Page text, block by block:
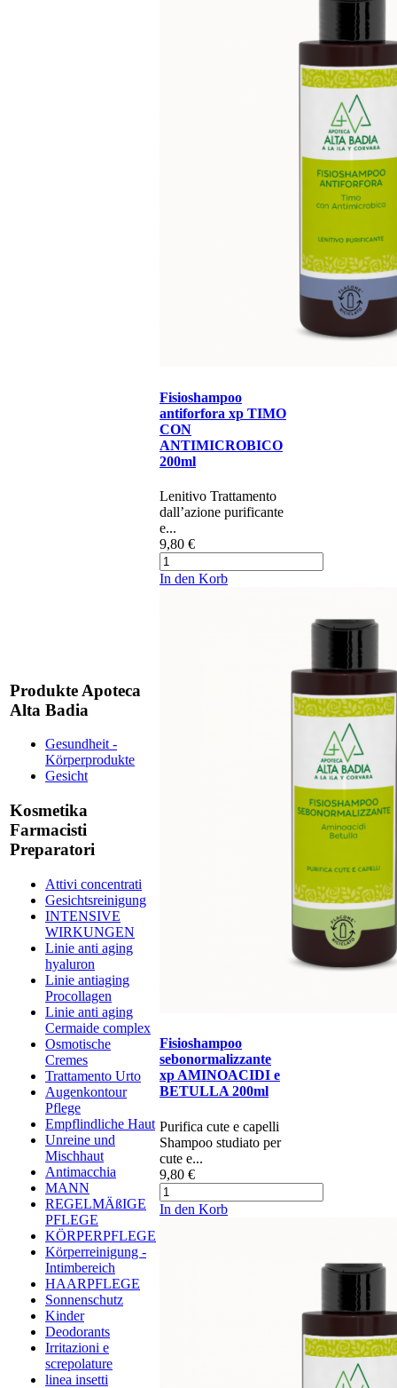
Produkte Apoteca
Alta Badia
Gesundheit -
Körperprodukte
Gesicht
Kosmetika
Farmacisti
Preparatori
Attivi concentrati
Gesichtsreinigung
INTENSIVE
WIRKUNGEN
Linie anti aging
hyaluron
Linie antiaging
Procollagen
Linie anti aging
Cermaide complex
Osmotische
Cremes
Trattamento Urto
Augenkontour
Pflege
Empflindliche Haut
Unreine und
Mischhaut
Antimacchia
MANN
REGELMÄßIGE
PFLEGE
KÖRPERPFLEGE
Körperreinigung -
Intimbereich
HAARPFLEGE
Sonnenschutz
Kinder
Deodorants
Irritazioni e
screpolature
linea insetti
Fisioshampoo
antiforfora xp TIMO
CON
ANTIMICROBICO
200ml
​​​​​​​​​Lenitivo Trattamento
dall’azione purificante
e...
9,80 €
In den Korb
Fisioshampoo
sebonormalizzante
xp AMINOACIDI e
BETULLA 200ml
Purifica cute e capelli
Shampoo studiato per
cute e...
9,80 €
In den Korb